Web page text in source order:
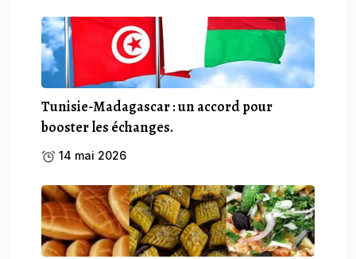
Tunisie-Madagascar : un accord pour
booster les échanges.
14 mai 2026